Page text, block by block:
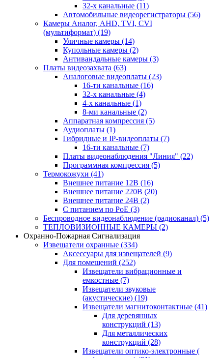
32-х канальные (11)
Автомобильные видеорегистраторы (56)
Камеры Аналог, AHD, TVI, CVI
(мультиформат) (19)
Уличные камеры (14)
Купольные камеры (2)
Антивандальные камеры (3)
Платы видеозахвата (63)
Аналоговые видеоплаты (23)
16-ти канальные (16)
32-х канальные (4)
4-х канальные (1)
8-ми канальные (2)
Аппаратная компрессия (5)
Аудиоплаты (1)
Гибридные и IP-видеоплаты (7)
16-ти канальные (7)
Платы видеонаблюдения "Линия" (22)
Программная компрессия (5)
Термокожухи (41)
Внешнее питание 12В (16)
Внешнее питание 220В (20)
Внешнее питание 24В (2)
С питанием по PoE (3)
Беспроводное видеонаблюдение (радиоканал) (5)
ТЕПЛОВИЗИОННЫЕ КАМЕРЫ (2)
Охранно-Пожарная Сигнализация
Извещатели охранные (334)
Аксессуары для извещателей (9)
Для помещений (252)
Извещатели вибрационные и
емкостные (7)
Извещатели звуковые
(акустические) (19)
Извещатели магнитоконтактные (41)
Для деревянных
конструкций (13)
Для металлических
конструкций (28)
Извещатели оптико-электронные (